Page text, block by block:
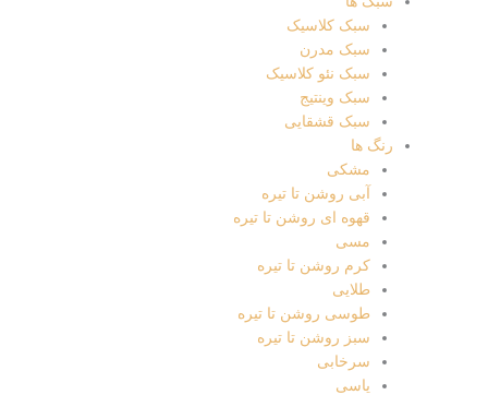
سبک کلاسیک
سبک مدرن
سبک نئو کلاسیک
سبک وینتیج
سبک قشقایی
رنگ ها
مشکی
آبی روشن تا تیره
قهوه ای روشن تا تیره
مسی
کرم روشن تا تیره
طلایی
طوسی روشن تا تیره
سبز روشن تا تیره
سرخابی
یاسی